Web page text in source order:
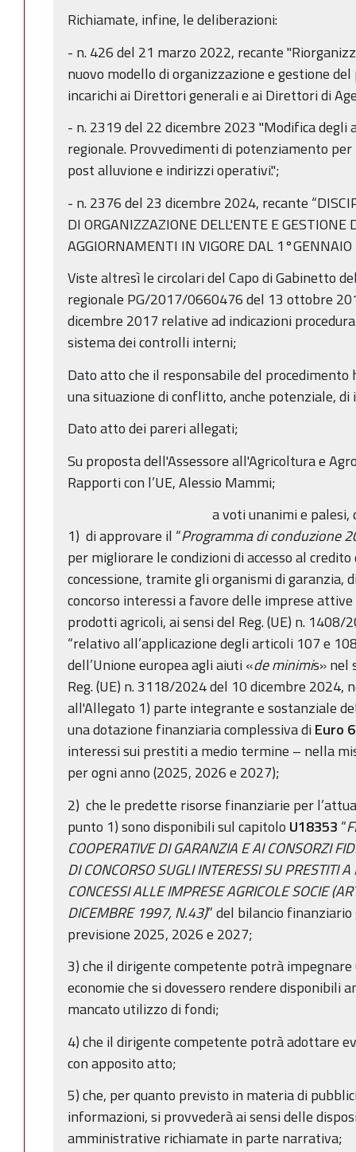
Richiamate, infine, le deliberazioni:
- n. 426 del 21 marzo 2022, recante
nuovo modello di organizzazione e gestione
incarichi ai Direttori generali e ai Direttori di
- n. 2319 del 22 dicembre 2023 "Modifica
regionale. Provvedimenti di potenziamento
post alluvione e indirizzi operativi.";
- n. 2376 del 23 dicembre 2024, recante
DI ORGANIZZAZIONE DELL'ENTE E GESTIONE
AGGIORNAMENTI IN VIGORE DAL
Viste altresì le circolari del Capo di Gabinetto
regionale PG/2017/0660476 del 13 ottobre
dicembre 2017 relative ad indicazioni
sistema dei controlli interni;
Dato atto che il responsabile del
una situazione di conflitto, anche potenziale, di
Dato atto dei pareri allegati;
Su proposta dell'Assessore all'Agricoltura e
Rapporti con l’UE, Alessio Mammi;
a voti unanimi e
1) di approvare il “Programma di conduzione
per migliorare le condizioni di accesso al
concessione, tramite gli organismi di garanzia,
concorso interessi a favore delle imprese
prodotti agricoli, ai sensi del Reg. (UE) n.
“relativo all’applicazione degli articoli 107 e
dell’Unione europea agli aiuti «de minimis» nel
Reg. (UE) n. 3118/2024 del 10 dicembre 2024,
all'Allegato 1) parte integrante e sostanziale
una dotazione finanziaria complessiva diEuro
interessi sui prestiti a medio termine – nella
per ogni anno (2025, 2026 e 2027);
2) che le predette risorse finanziarie per
punto 1) sono disponibili sul capitolo U18353 “
COOPERATIVE DI GARANZIA E AI CONSORZI
DI CONCORSO SUGLI INTERESSI SU PRESTITI
CONCESSI ALLE IMPRESE AGRICOLE SOCIE
DICEMBRE 1997, N.43)” del bilancio
previsione 2025, 2026 e 2027;
3) che il dirigente competente potrà
economie che si dovessero rendere disponibili
mancato utilizzo di fondi;
4) che il dirigente competente potrà adottare
con apposito atto;
5) che, per quanto previsto in materia di
informazioni, si provvederà ai sensi delle
amministrative richiamate in parte narrativa;